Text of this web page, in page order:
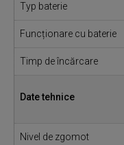
Typ baterie
Funcționare cu baterie
Timp de încărcare
Date tehnice
Nivel de zgomot